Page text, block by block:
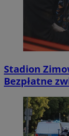
Stadion
Bezpłatne